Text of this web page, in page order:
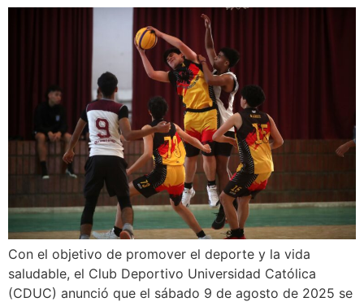
Con el objetivo de promover el deporte y la vida
saludable, el Club Deportivo Universidad Católica
(CDUC) anunció que el sábado 9 de agosto de 2025 se